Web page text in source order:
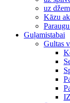
uz
Kāzu
Guļamistabai
Gultas